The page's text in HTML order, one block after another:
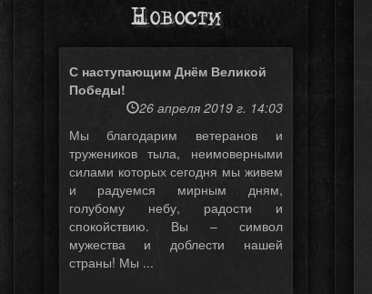
Новости
С наступающим Днём Великой
Победы!
26 апреля 2019 г. 14:03
Мы благодарим ветеранов и
тружеников тыла, неимоверными
силами которых сегодня мы живем
и радуемся мирным дням,
голубому небу, радости и
спокойствию. Вы – символ
мужества и доблести нашей
страны! Мы ...